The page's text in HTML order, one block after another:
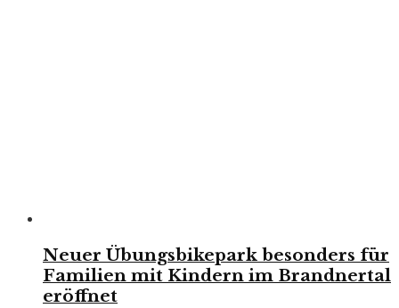
Neuer Übungsbikepark besonders für
Familien mit Kindern im Brandnertal
eröffnet